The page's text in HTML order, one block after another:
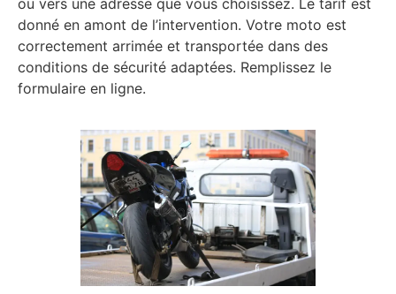
ou vers une adresse que vous choisissez. Le tarif est
donné en amont de l’intervention. Votre moto est
correctement arrimée et transportée dans des
conditions de sécurité adaptées. Remplissez le
formulaire en ligne.